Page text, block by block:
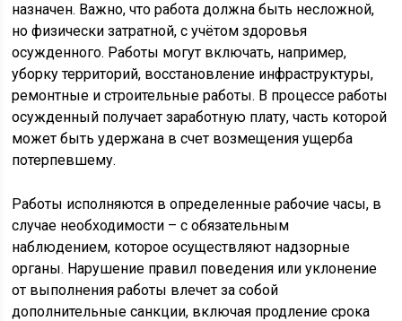
назначен. Важно, что работа должна быть несложной,
но физически затратной, с учётом здоровья
осужденного. Работы могут включать, например,
уборку территорий, восстановление инфраструктуры,
ремонтные и строительные работы. В процессе работы
осужденный получает заработную плату, часть которой
может быть удержана в счет возмещения ущерба
потерпевшему.
Работы исполняются в определенные рабочие часы, в
случае необходимости – с обязательным
наблюдением, которое осуществляют надзорные
органы. Нарушение правил поведения или уклонение
от выполнения работы влечет за собой
дополнительные санкции, включая продление срока